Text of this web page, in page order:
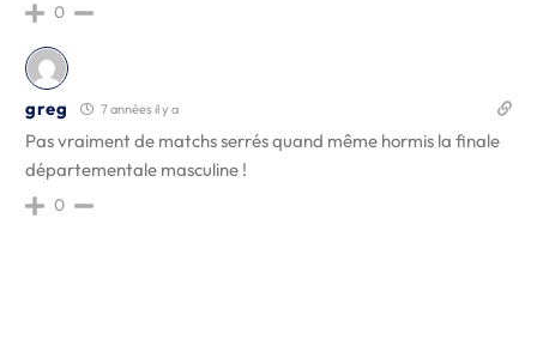
0
greg 7 années il y a
Pas vraiment de matchs serrés quand même hormis la finale
départementale masculine !
0